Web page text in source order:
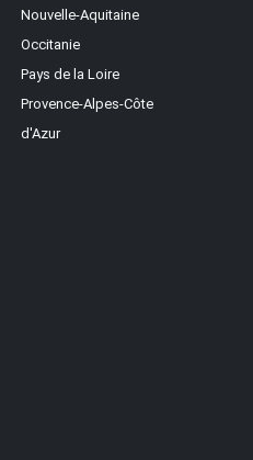
Nouvelle-Aquitaine
Occitanie
Pays de la Loire
Provence-Alpes-Côte
d'Azur